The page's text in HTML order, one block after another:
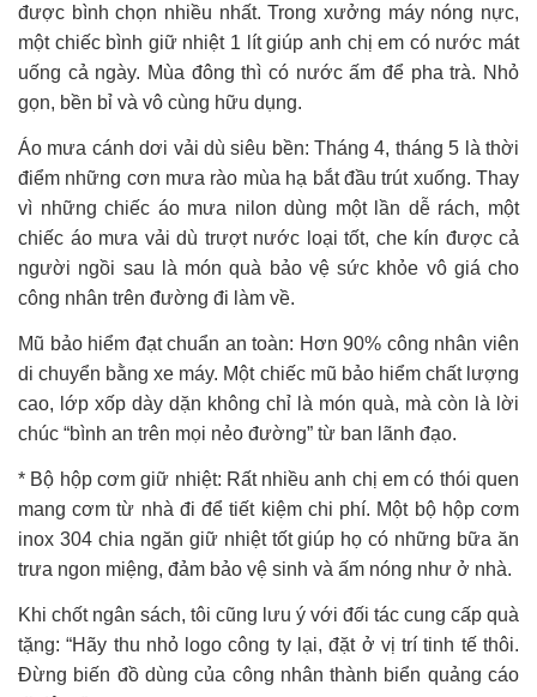
được bình chọn nhiều nhất. Trong xưởng máy nóng nực,
một chiếc bình giữ nhiệt 1 lít giúp anh chị em có nước mát
uống cả ngày. Mùa đông thì có nước ấm để pha trà. Nhỏ
gọn, bền bỉ và vô cùng hữu dụng.
Áo mưa cánh dơi vải dù siêu bền: Tháng 4, tháng 5 là thời
điểm những cơn mưa rào mùa hạ bắt đầu trút xuống. Thay
vì những chiếc áo mưa nilon dùng một lần dễ rách, một
chiếc áo mưa vải dù trượt nước loại tốt, che kín được cả
người ngồi sau là món quà bảo vệ sức khỏe vô giá cho
công nhân trên đường đi làm về.
Mũ bảo hiểm đạt chuẩn an toàn: Hơn 90% công nhân viên
di chuyển bằng xe máy. Một chiếc mũ bảo hiểm chất lượng
cao, lớp xốp dày dặn không chỉ là món quà, mà còn là lời
chúc “bình an trên mọi nẻo đường” từ ban lãnh đạo.
* Bộ hộp cơm giữ nhiệt: Rất nhiều anh chị em có thói quen
mang cơm từ nhà đi để tiết kiệm chi phí. Một bộ hộp cơm
inox 304 chia ngăn giữ nhiệt tốt giúp họ có những bữa ăn
trưa ngon miệng, đảm bảo vệ sinh và ấm nóng như ở nhà.
Khi chốt ngân sách, tôi cũng lưu ý với đối tác cung cấp quà
tặng: “Hãy thu nhỏ logo công ty lại, đặt ở vị trí tinh tế thôi.
Đừng biến đồ dùng của công nhân thành biển quảng cáo